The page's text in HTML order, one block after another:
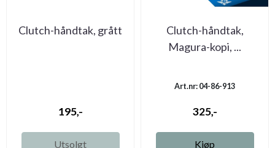
Clutch-håndtak, grått
195,-
Utsolgt
Clutch-håndtak,
Magura-kopi, ...
Art.nr: 04-86-913
325,-
Kjøp